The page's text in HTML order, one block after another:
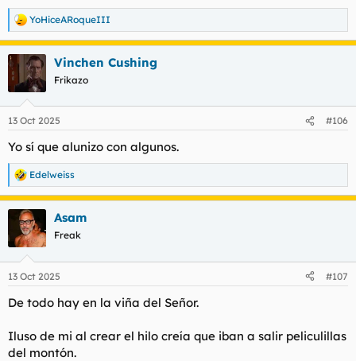
R
e
a
c
c
i
e
:
YoHiceARoqueIII
Vinchen Cushing
Frikazo
13 Oct 2025 #106
Yo sí que alunizo con algunos.
R
e
i
e
:
Edelweiss
Asam
Freak
13 Oct 2025 #107
De todo hay en la viña del Señor.
Iluso de mi al crear el hilo creía que iban a salir peliculillas
del montón.